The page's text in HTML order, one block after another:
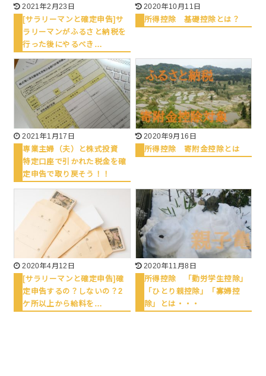
2021年2月23日
[サラリーマンと確定申告]サ
ラリーマンがふるさと納税を
行った後にやるべき…
2020年10月11日
所得控除 基礎控除とは？
2021年1月17日
専業主婦（夫）と株式投資
特定口座で引かれた税金を確
定申告で取り戻そう！！
2020年9月16日
所得控除 寄附金控除とは
2020年4月12日
[サラリーマンと確定申告]確
定申告するの？しないの？2
ケ所以上から給料を…
2020年11月8日
所得控除 「勤労学生控除」
「ひとり親控除」「寡婦控
除」とは・・・